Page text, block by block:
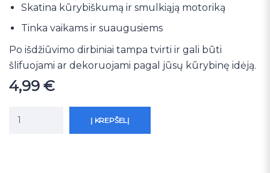
Skatina kūrybiškumą ir smulkiąją motoriką
Tinka vaikams ir suaugusiems
Po išdžiūvimo dirbiniai tampa tvirti ir gali būti
šlifuojami ar dekoruojami pagal jūsų kūrybinę idėją.
4,99 €
Į KREPŠELĮ